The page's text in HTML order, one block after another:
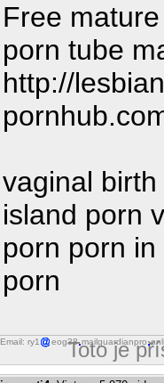
Free
porn tube
http://
vaginal
island porn
porn porn
porn
Email: ry1 eog38 mailguardianpro
Toto je